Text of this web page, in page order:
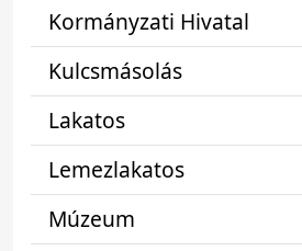
Kormányzati Hivatal
Kulcsmásolás
Lakatos
Lemezlakatos
Múzeum